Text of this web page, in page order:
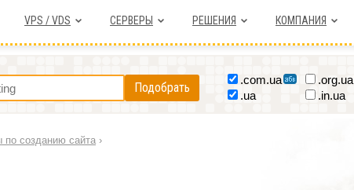
VPS / VDS СЕРВЕРЫ РЕШЕНИЯ КОМПАНИЯ
Подобрать
.com.ua .org.ua
.ua
.in.ua
по созданию сайта ›